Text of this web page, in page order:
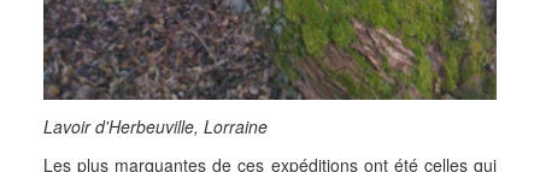
Lavoir d'Herbeuville, Lorraine
Les plus marquantes de ces expéditions ont été celles qui